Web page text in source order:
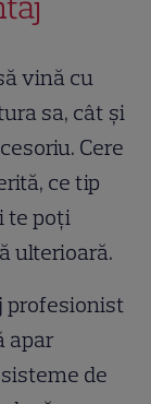
vină cu
sa, cât și
Cere
ce tip
te poți
ulterioară.
profesionist
apar
de